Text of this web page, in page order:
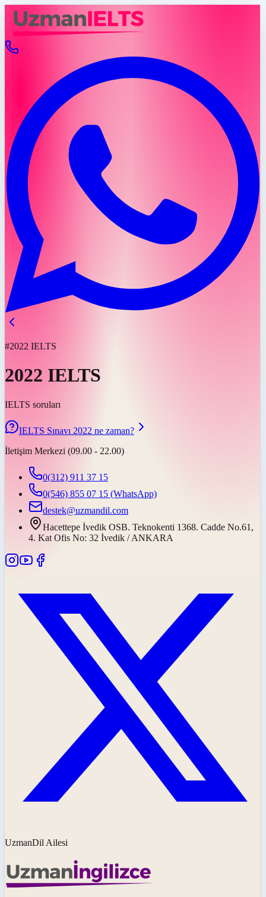
#2022 IELTS
2022 IELTS
IELTS soruları
IELTS Sınavı 2022 ne zaman?
İletişim Merkezi (09.00 - 22.00)
0(312) 911 37 15
0(546) 855 07 15 (WhatsApp)
destek@uzmandil.com
Hacettepe İvedik OSB. Teknokenti 1368. Cadde No.61,
4. Kat Ofis No: 32 İvedik / ANKARA
UzmanDil Ailesi